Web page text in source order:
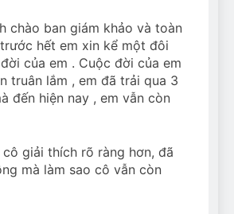
7 Năm Ago
How Often Do I Need to
Groom My Bulldog
7 Năm Ago
chào ban giám khảo và toàn
hết em xin kể một đôi
của em . Cuộc đời của em
truân lắm , em đã trải qua 3
đến hiện nay , em vẫn còn
cô giải thích rõ ràng hơn, đã
mà làm sao cô vẫn còn